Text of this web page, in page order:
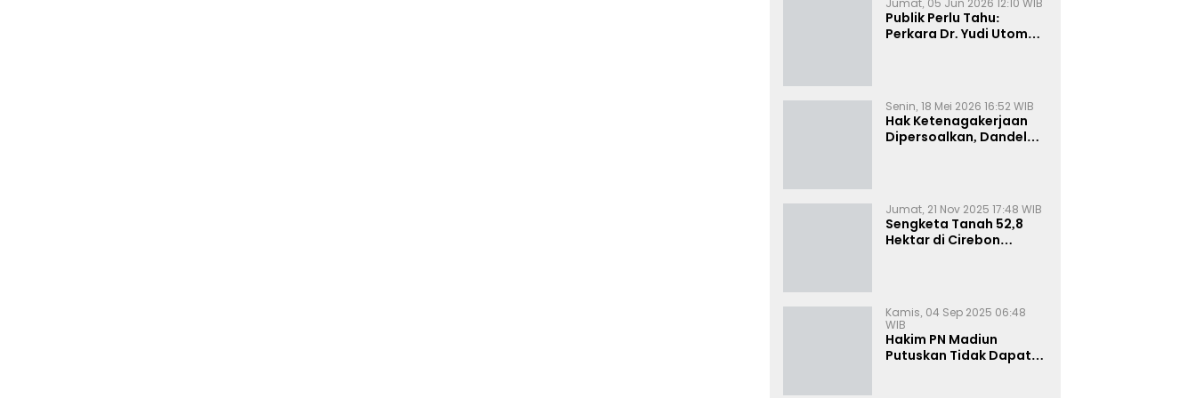
Jumat, 05 Jun 2026 12:10 WIB
Publik Perlu Tahu:
Perkara Dr. Yudi Utomo
Resmi
Senin, 18 Mei 2026 16:52 WIB
Hak Ketenagakerjaan
Dipersoalkan, Dandel
Jumat, 21 Nov 2025 17:48 WIB
Sengketa Tanah 52,8
Hektar di Cirebon
Kamis, 04 Sep 2025 06:48
WIB
Hakim PN Madiun
Putuskan Tidak Dapat